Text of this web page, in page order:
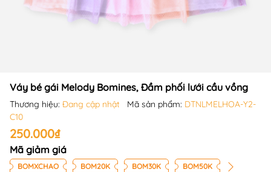
Váy bé gái Melody Bomines, Đầm phối lưới cầu vồng
Thương hiệu: Đang cập nhật Mã sản phẩm: DTNLMELHOA-Y2-
C10
250.000₫
Mã giảm giá
BOMXCHAO BOM20K BOM30K BOM50K